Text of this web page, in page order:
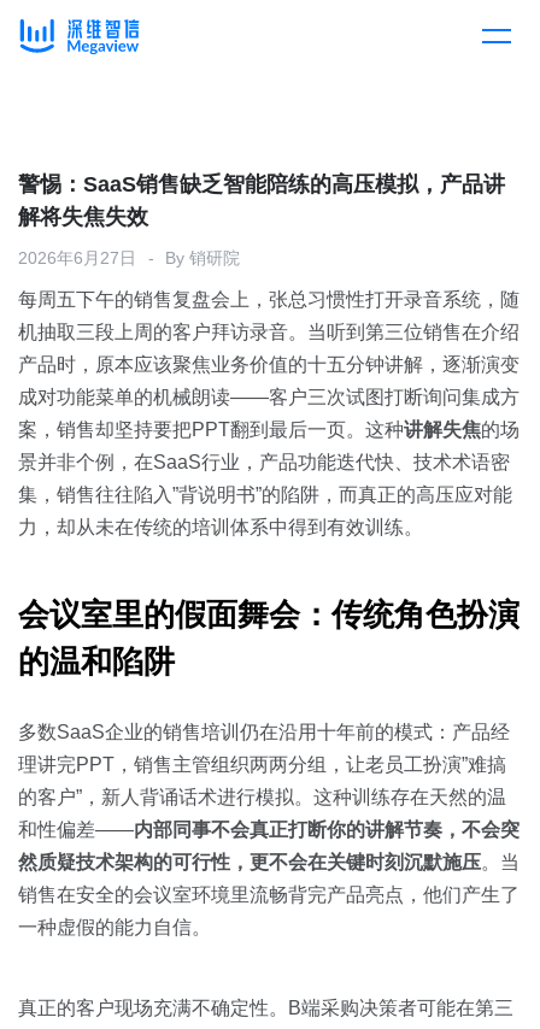
产品总览
产品集成
下载客户端
解决方案
按行业
企业服务
消费医疗
教育
汽车
金融
销售人员
销售管理
培训辅导
客户案例
开放平台
定价
资源中心
资源中心
全部
白皮书
销售会话智能
关于我们
警惕：SaaS销售缺乏智能陪练的高压模拟，产品讲
解将失焦失效
2026年6月27日 By 销研院
每周五下午的销售复盘会上，张总习惯性打开录音系统，随
机抽取三段上周的客户拜访录音。当听到第三位销售在介绍
产品时，原本应该聚焦业务价值的十五分钟讲解，逐渐演变
成对功能菜单的机械朗读——客户三次试图打断询问集成方
案，销售却坚持要把PPT翻到最后一页。这种讲解失焦的场
景并非个例，在SaaS行业，产品功能迭代快、技术术语密
集，销售往往陷入”背说明书”的陷阱，而真正的高压应对能
力，却从未在传统的培训体系中得到有效训练。
会议室里的假面舞会：传统角色扮演
的温和陷阱
多数SaaS企业的销售培训仍在沿用十年前的模式：产品经
理讲完PPT，销售主管组织两两分组，让老员工扮演”难搞
的客户”，新人背诵话术进行模拟。这种训练存在天然的温
和性偏差——内部同事不会真正打断你的讲解节奏，不会突
然质疑技术架构的可行性，更不会在关键时刻沉默施压。当
销售在安全的会议室环境里流畅背完产品亮点，他们产生了
一种虚假的能力自信。
真正的客户现场充满不确定性。B端采购决策者可能在第三